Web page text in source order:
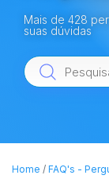
Mais de 428
suas dúvidas
Home FAQ's -